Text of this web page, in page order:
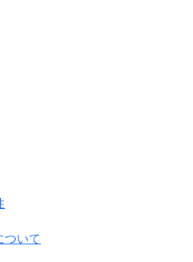
起草したGHQ草案を手渡し、
犯として取り調べるべきだとい
うと決意している
となる｣
ついて